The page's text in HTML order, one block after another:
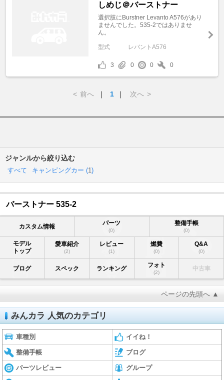
しめじ＠バーストナー
選択肢にBurstner Levanto A576があり
ませんでした。535-2ではありませ
ん。
型式 レバントA576
3 0 0 0
< 前へ ｜ 1 ｜ 次へ >
ジャンルから絞り込む
すべて キャンピングカー (1)
バーストナー 535-2
カスタム情報 パーツ
(0)
整備手帳
(0)
モデル
トップ
愛車紹介
(2)
レビュー
(1)
燃費
(0)
Q&A
(0)
ブログ スペック ランキング フォト
(2)
中古車
ページの先頭へ ▲
みんカラ 人気のカテゴリ
車種別 イイね！
整備手帳 ブログ
パーツレビュー グループ